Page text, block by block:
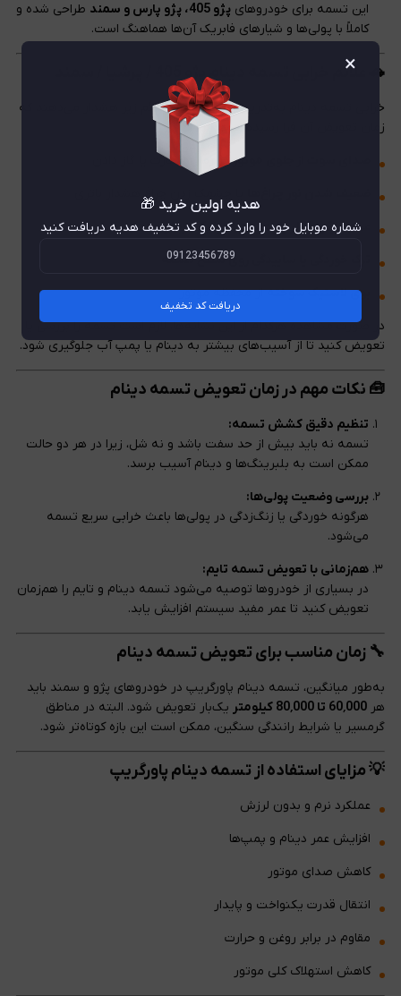
این تسمه برای خودروهای پژو 405، پژو پارس و سمند
طراحی شده و
کاملاً با پولی‌ها و شیارهای فابریک آن‌ها هماهنگ است.
🚗 علائم خرابی تسمه دینام پژو 405 / پرشیا / سمند
خرابی تسمه دینام به‌تدریج رخ می‌دهد و علائم زیر هشدار می‌دهند که
زمان تعویض آن فرا رسیده است:
صدای سوت از جلوی موتوردر زمان استارت یا گاز دادن
یا چشمک زدن چراغ هشدار باتری
عدم کارکرد کولر یا پمپ هیدرولیک فرمان
ترک خوردگی یا ساییدگی روی سطح تسمه
بوی لاستیک سوختهاز محفظه موتور
در صورت مشاهده هرکدام از این نشانه‌ها، لازم است تسمه را بررسی یا
تعویض کنید تا از آسیب‌های بیشتر به دینام یا پمپ آب جلوگیری شود.
🧰 نکات مهم در زمان تعویض تسمه دینام
تنظیم دقیق کشش تسمه:
تسمه نه باید بیش از حد سفت باشد و نه شل، زیرا در هر دو حالت
ممکن است به بلبرینگ‌ها و دینام آسیب برسد.
بررسی وضعیت پولی‌ها:
هرگونه خوردگی یا زنگ‌زدگی در پولی‌ها باعث خرابی سریع تسمه
می‌شود.
هم‌زمانی با تعویض تسمه تایم:
در بسیاری از خودروها توصیه می‌شود تسمه دینام و تایم را هم‌زمان
تعویض کنید تا عمر مفید سیستم افزایش یابد.
🔧 زمان مناسب برای تعویض تسمه دینام
به‌طور میانگین، تسمه دینام پاورگریپ در خودروهای پژو و سمند باید
هر 60٬000 تا 80٬000 کیلومتر
یک‌بار تعویض شود. البته در مناطق
گرمسیر یا شرایط رانندگی سنگین، ممکن است این بازه کوتاه‌تر شود.
💡 مزایای استفاده از تسمه دینام پاورگریپ
عملکرد نرم و بدون لرزش
افزایش عمر دینام و پمپ‌ها
کاهش صدای موتور
انتقال قدرت یکنواخت و پایدار
مقاوم در برابر روغن و حرارت
کاهش استهلاک کلی موتور
×
هدیه اولین خرید 🎁
شماره موبایل خود را وارد کرده و کد تخفیف هدیه دریافت کنید
دریافت کد تخفیف